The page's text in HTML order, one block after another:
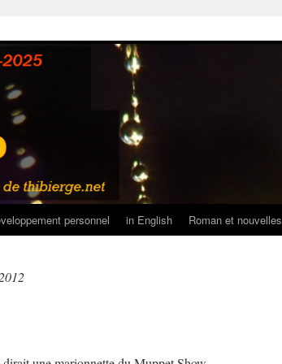
personnel in English Roman et nouvelles